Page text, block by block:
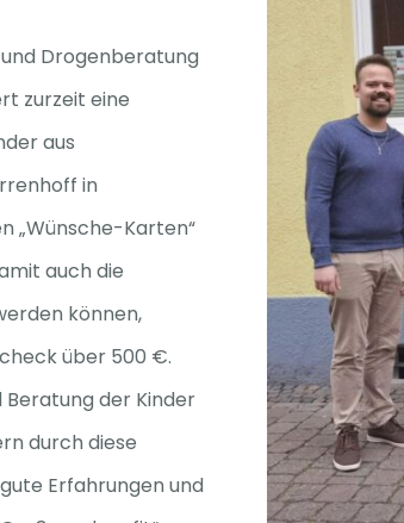
Drogenberatung
zurzeit eine
aus
in
„Wünsche-Karten“
auch die
können,
über 500 €.
der Kinder
durch diese
Erfahrungen und